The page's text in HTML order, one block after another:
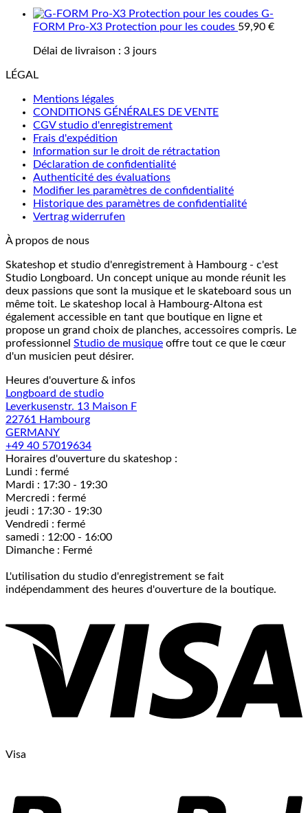
G-
FORM Pro-X3 Protection pour les coudes 59,90 €
Délai de livraison : 3 jours
LÉGAL
Mentions légales
CONDITIONS GÉNÉRALES DE VENTE
CGV studio d'enregistrement
Frais d'expédition
Information sur le droit de rétractation
Déclaration de confidentialité
Authenticité des évaluations
Modifier les paramètres de confidentialité
Historique des paramètres de confidentialité
Vertrag widerrufen
À propos de nous
Skateshop et studio d'enregistrement à Hambourg - c'est
Studio Longboard. Un concept unique au monde réunit les
deux passions que sont la musique et le skateboard sous un
même toit. Le skateshop local à Hambourg-Altona est
également accessible en tant que boutique en ligne et
propose un grand choix de planches, accessoires compris. Le
professionnel Studio de musique offre tout ce que le cœur
d'un musicien peut désirer.
Heures d'ouverture & infos
Longboard de studio
Leverkusenstr. 13 Maison F
22761 Hambourg
GERMANY
+49 40 57019634
Horaires d'ouverture du skateshop :
Lundi : fermé
Mardi : 17:30 - 19:30
Mercredi : fermé
jeudi : 17:30 - 19:30
Vendredi : fermé
samedi : 12:00 - 16:00
Dimanche : Fermé
L'utilisation du studio d'enregistrement se fait
indépendamment des heures d'ouverture de la boutique.
Visa